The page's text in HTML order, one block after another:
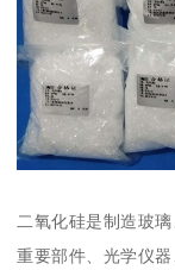
二氧化硅是制造玻
重要部件、光学仪